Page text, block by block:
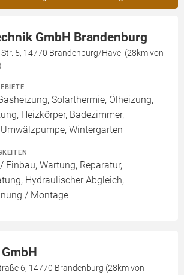
GmbH Brandenburg
5, 14770 Brandenburg/Havel (28km von
Solarthermie, Ölheizung,
Heizkörper, Badezimmer,
Wintergarten
Einbau, Wartung, Reparatur,
Hydraulischer Abgleich,
/ Montage
6, 14770 Brandenburg (28km von